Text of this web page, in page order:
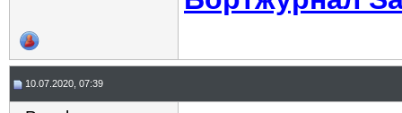
10.07.2020, 07:39